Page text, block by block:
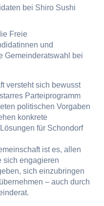
Freie
und
Gemeinderatswahl bei
versteht sich bewusst
Parteiprogramm
politischen Vorgaben
konkrete
für Schondorf
ist es, allen
sich engagieren
sich einzubringen
– auch durch